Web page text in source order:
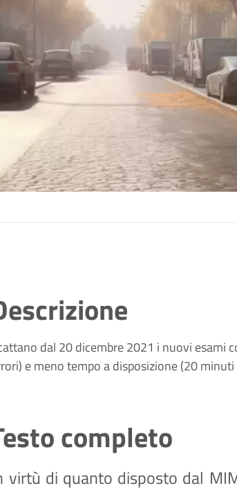
dal 20 dicembre 2021 i nuovi esami
e meno tempo a disposizione (20
completo
virtù di quanto disposto dal